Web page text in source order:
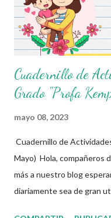
😊 Obtén documento
Cuadernillo de
Grado "Profa
mayo 08, 2023
Cuadernillo de
Mayo) Hola, compañeros
más a nuestro blog
diariamente sea de gran